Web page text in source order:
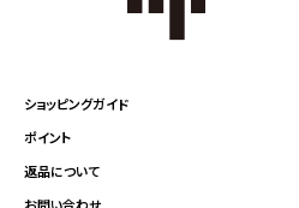
ショッピングガイド
ポイント
返品について